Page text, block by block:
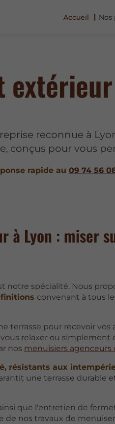
Accueil Nos
reconnue à
conçus pour vous
rapide au 09 74 56
à Lyon : miser
notre spécialité. Nous
finitions convenant à tous
terrasse pour recevoir vos
relaxer ou simplement
nos menuisiers agenceurs
résistants aux
une terrasse durable
que l'entretien de
de nos travaux de